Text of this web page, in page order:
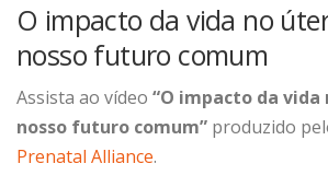
O impacto da vida no
nosso futuro comum
Assista ao vídeo “O impacto da
nosso futuro comum” produzido
Prenatal Alliance.